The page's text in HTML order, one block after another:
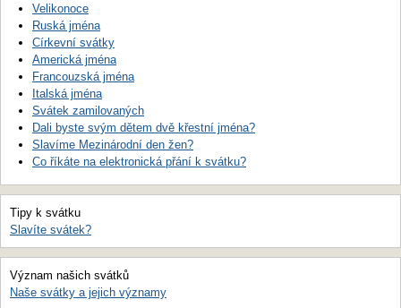
Velikonoce
Ruská jména
Církevní svátky
Americká jména
Francouzská jména
Italská jména
Svátek zamilovaných
Dali byste svým dětem dvě křestní jména?
Slavíme Mezinárodní den žen?
Co říkáte na elektronická přání k svátku?
Tipy k svátku
Slavíte svátek?
Význam našich svátků
Naše svátky a jejich významy